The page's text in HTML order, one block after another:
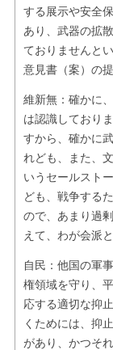
する展示や安全
あり、武器の拡
ておりませんと
意見書（案）の
維新無：確かに
は認識しており
すから、確かに
れども、また、
いうセールスト
ども、戦争する
ので、あまり過
えて、わが会派
自民：他国の軍
権領域を守り、
応する適切な抑
くためには、抑
があり、かつそ